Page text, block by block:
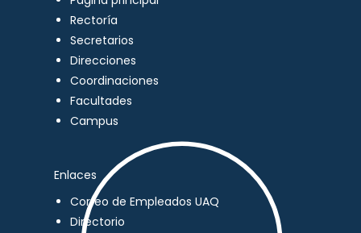
Rectoría
Secretarios
Direcciones
Coordinaciones
Facultades
Campus
Enlaces
Correo de Empleados UAQ
Directorio